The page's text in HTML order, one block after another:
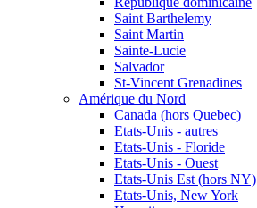
Saint Barthelemy
Saint Martin
Sainte-Lucie
Salvador
St-Vincent Grenadines
Amérique du Nord
Canada (hors Quebec)
Etats-Unis - autres
Etats-Unis - Floride
Etats-Unis - Ouest
Etats-Unis Est (hors NY)
Etats-Unis, New York